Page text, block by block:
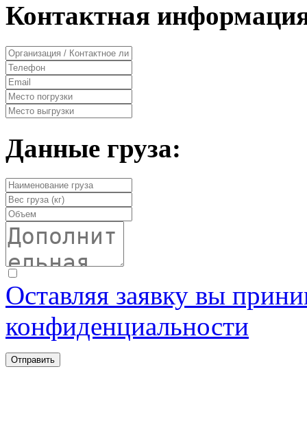
Контактная
Данные груза:
Оставляя заявку вы
конфиденциальности